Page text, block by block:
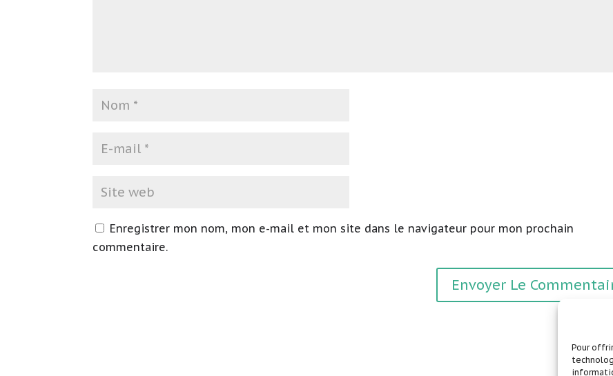
Pour
Enregistrer mon nom, mon e-mail et mon site dans le navigateur pour mon prochain
commentaire.